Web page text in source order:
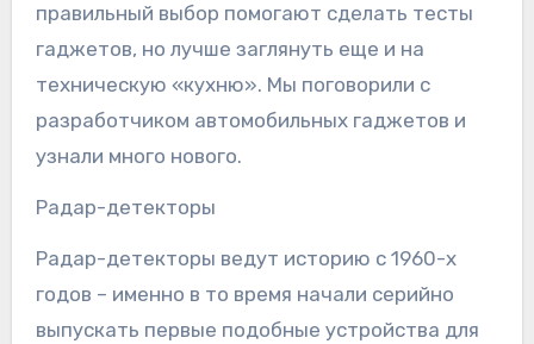
правильный выбор помогают сделать тесты
гаджетов, но лучше заглянуть еще и на
техническую «кухню». Мы поговорили с
разработчиком автомобильных гаджетов и
узнали много нового.
Радар-детекторы
Радар-детекторы ведут историю с 1960-х
годов – именно в то время начали серийно
выпускать первые подобные устройства для